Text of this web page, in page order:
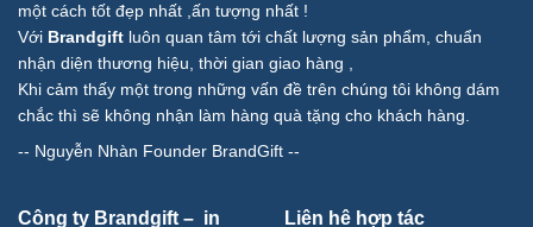
một cách tốt đẹp nhất ,ấn tượng nhất !
Với Brandgift luôn quan tâm tới chất lượng sản phẩm, chuẩn
nhận diện thương hiệu, thời gian giao hàng ,
Khi cảm thấy một trong những vấn đề trên chúng tôi không dám
chắc thì sẽ không nhận làm hàng quà tặng cho khách hàng.
-- Nguyễn Nhàn Founder BrandGift --
Công ty Brandgift – in
Liên hê hợp tác